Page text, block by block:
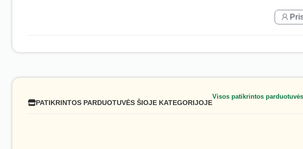
PATIKRINTOS PARDUOTUVĖS ŠIOJE KATEGORIJOJE
Visos patikrintos